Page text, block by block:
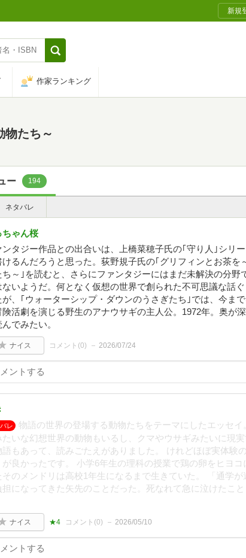
新規
作家ランキング
たち～
ー 194
ネタバレ
ちゃん桜
ンタジー作品との出合いは、上橋菜穂子氏の｢守り人｣シリ
けるんだろうと思った。荻野規子氏の｢グリフィンとお茶を
ち～｣を読むと、さらにファンタジーにはまだ未解決の分野
ないようだ。何となく仮想の世界で創られた不可思議な話
が、｢ウォーターシップ・ダウンのうさぎたち｣では、今ま
険活劇を演じる野生のアナウサギの主人公。1972年。奥が
んでみたい。
ナイス コメント(0) 2026/07/24
レ
物語の世界の登場する動物たちをテーマにしたエッセイ
たいな幻想世界の動物もいるし、クマやウサギみたいに現
語もあって、読みごたえがありました。 けれどほぼ実体験
が良かったです。 小学6年生の理科の授業で鶏の卵をヒヨ
そのメンドリは高校1年生になるまで生きていた。 「通学
担になってきた矢先のことだった。死なれて急に泣けたこ
ナイス ★4 コメント(0) 2026/05/10